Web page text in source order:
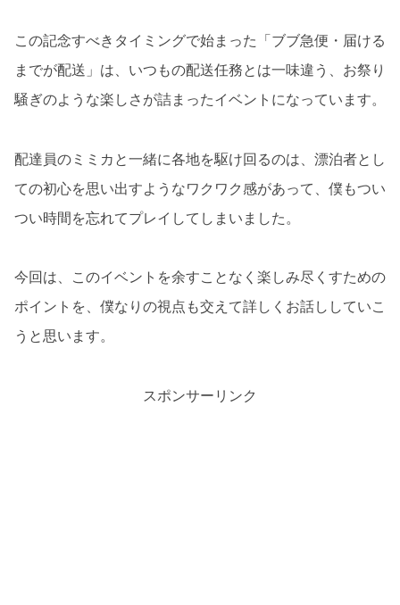
この記念すべきタイミングで始まった「ブブ急便・届ける
までが配送」は、いつもの配送任務とは一味違う、お祭り
騒ぎのような楽しさが詰まったイベントになっています。
配達員のミミカと一緒に各地を駆け回るのは、漂泊者とし
ての初心を思い出すようなワクワク感があって、僕もつい
つい時間を忘れてプレイしてしまいました。
今回は、このイベントを余すことなく楽しみ尽くすための
ポイントを、僕なりの視点も交えて詳しくお話ししていこ
うと思います。
スポンサーリンク